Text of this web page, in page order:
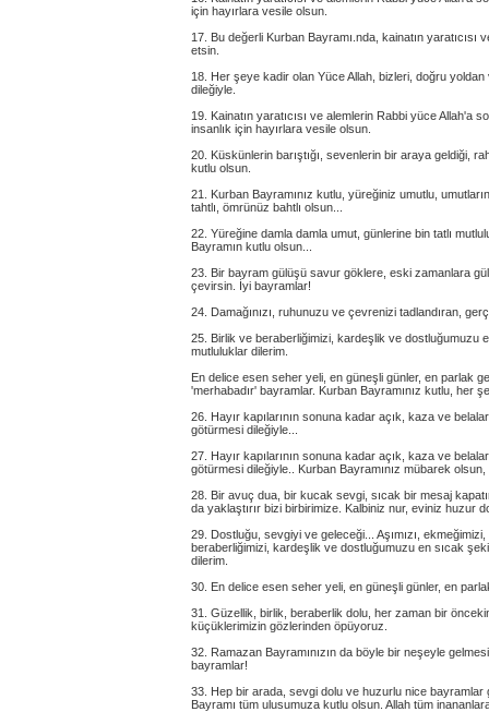
için hayırlara vesile olsun.
17. Bu değerli Kurban Bayramı.nda, kainatın yaratıcısı
etsin.
18. Her şeye kadir olan Yüce Allah, bizleri, doğru
dileğiyle.
19. Kainatın yaratıcısı ve alemlerin Rabbi yüce
insanlık için hayırlara vesile olsun.
20. Küskünlerin barıştığı, sevenlerin bir araya geldiği,
kutlu olsun.
21. Kurban Bayramınız kutlu, yüreğiniz umutlu,
tahtlı, ömrünüz bahtlı olsun...
22. Yüreğine damla damla umut, günlerine bin tatlı
Bayramın kutlu olsun...
23. Bir bayram gülüşü savur göklere, eski zamanlara
çevirsin. İyi bayramlar!
24. Damağınızı, ruhunuzu ve çevrenizi tadlandıran,
25. Birlik ve beraberliğimizi, kardeşlik ve dostluğumuzu
mutluluklar dilerim.
En delice esen seher yeli, en güneşli günler, en parlak
'merhabadır' bayramlar. Kurban Bayramınız kutlu, her
26. Hayır kapılarının sonuna kadar açık, kaza ve
götürmesi dileğiyle...
27. Hayır kapılarının sonuna kadar açık, kaza ve
götürmesi dileğiyle.. Kurban Bayramınız mübarek
28. Bir avuç dua, bir kucak sevgi, sıcak bir mesaj
da yaklaştırır bizi birbirimize. Kalbiniz nur, eviniz huzur
29. Dostluğu, sevgiyi ve geleceği... Aşımızı, ekmeğimizi,
beraberliğimizi, kardeşlik ve dostluğumuzu en sıcak
dilerim.
30. En delice esen seher yeli, en güneşli günler, en
31. Güzellik, birlik, beraberlik dolu, her zaman bir
küçüklerimizin gözlerinden öpüyoruz.
32. Ramazan Bayramınızın da böyle bir neşeyle
bayramlar!
33. Hep bir arada, sevgi dolu ve huzurlu nice
Bayramı tüm ulusumuza kutlu olsun. Allah tüm